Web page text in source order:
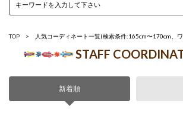
TOP 人気コーディネート一覧(検索条件:165cm〜170cm、
STAFF
新着順